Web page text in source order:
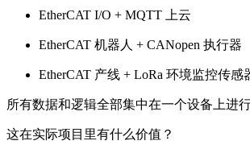
EtherCAT I/O + MQTT 上云
EtherCAT 机器人 + CANopen 执行器
EtherCAT 产线 + LoRa 环境监控传感
所有数据和逻辑全部集中在一个设备上进行
这在实际项目里有什么价值？